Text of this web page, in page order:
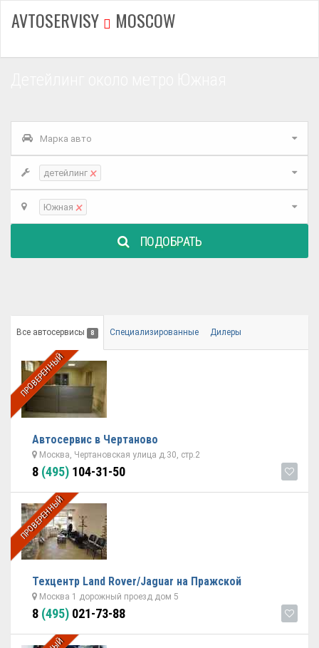
AVTOSERVISY MOSCOW
Марка авто
детейлинг ×
Южная ×
ПОДОБРАТЬ
Все автосервисы 8 Специализированные Дилеры
ПРОВЕРЕННЫЙ
Автосервис в Чертаново
Москва, Чертановская улица д.30, стр.2
8 (495) 104-31-50
ПРОВЕРЕННЫЙ
Техцентр Land Rover/Jaguar на Пражской
Москва 1 дорожный проезд дом 5
8 (495) 021-73-88